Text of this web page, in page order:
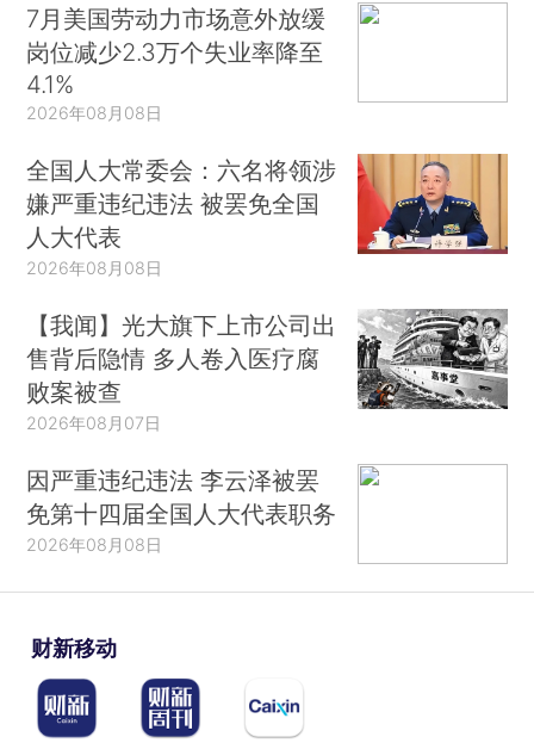
7月美国劳动力市场意外放缓
岗位减少2.3万个失业率降至
4.1%
2026年08月08日
全国人大常委会：六名将领涉
嫌严重违纪违法 被罢免全国
人大代表
2026年08月08日
【我闻】光大旗下上市公司出
售背后隐情 多人卷入医疗腐
败案被查
2026年08月07日
因严重违纪违法 李云泽被罢
免第十四届全国人大代表职务
2026年08月08日
财新移动